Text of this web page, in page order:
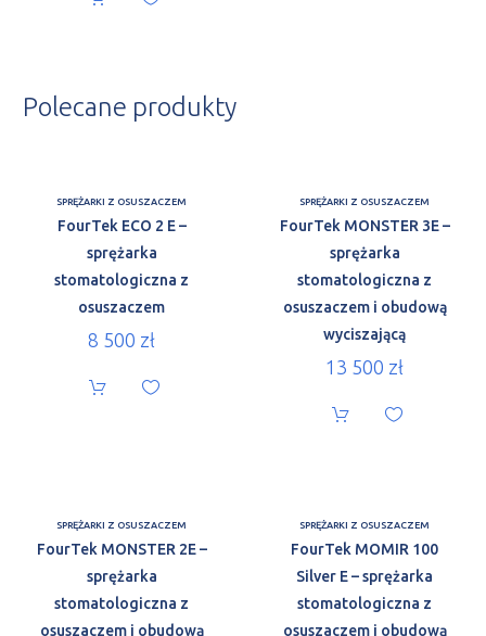
Polecane produkty
SPRĘŻARKI Z OSUSZACZEM
FourTek ECO 2 E –
sprężarka
stomatologiczna z
osuszaczem
8 500 zł
SPRĘŻARKI Z OSUSZACZEM
FourTek MONSTER 3E –
sprężarka
stomatologiczna z
osuszaczem i obudową
wyciszającą
13 500 zł
SPRĘŻARKI Z OSUSZACZEM
FourTek MONSTER 2E –
sprężarka
stomatologiczna z
osuszaczem i obudową
SPRĘŻARKI Z OSUSZACZEM
FourTek MOMIR 100
Silver E – sprężarka
stomatologiczna z
osuszaczem i obudową